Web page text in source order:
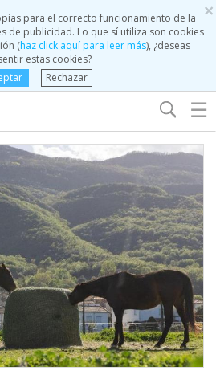
×
para el correcto funcionamiento de la
de publicidad. Lo que sí utiliza son cookies
(haz click aquí para leer más), ¿deseas
estas cookies?
Rechazar
☰